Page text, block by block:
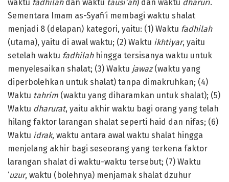
waktu fadhilahdan waktu tausi’ah) dan waktu dharuri.
Sementara Imam as-Syafi’i membagi waktu shalat
menjadi 8 (delapan) kategori, yaitu: (1) Waktu fadhilah
(utama), yaitu di awal waktu; (2) Waktu ikhtiyar, yaitu
setelah waktu fadhilahhingga tersisanya waktu untuk
menyelesaikan shalat; (3) Waktu jawaz(waktu yang
diperbolehkan untuk shalat) tanpa dimakruhkan; (4)
Waktu tahrim (waktu yang diharamkan untuk shalat); (5)
Waktu dharurat, yaitu akhir waktu bagi orang yang telah
hilang faktor larangan shalat seperti haid dan nifas; (6)
Waktu idrak, waktu antara awal waktu shalat hingga
menjelang akhir bagi seseorang yang terkena faktor
larangan shalat di waktu-waktu tersebut; (7) Waktu
‘uzur, waktu (bolehnya) menjamak shalat dzuhur